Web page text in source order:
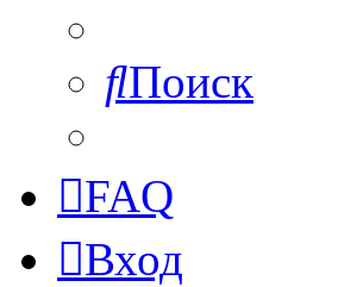
Поиск
FAQ
Вход